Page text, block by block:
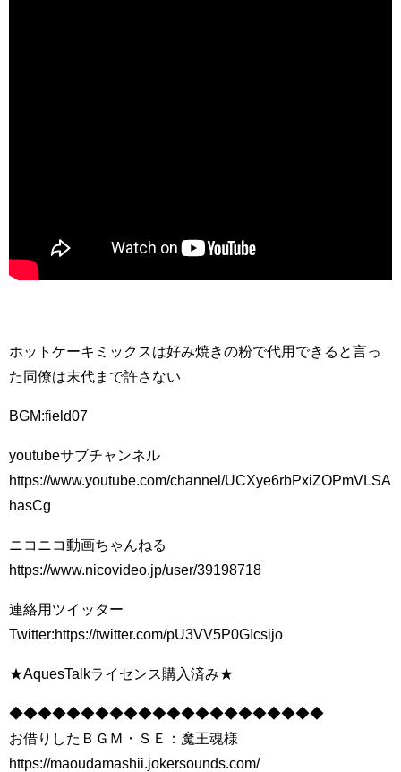
ホットケーキミックスは好み焼きの粉で代用できると言っ
た同僚は末代まで許さない
BGM:field07
youtubeサブチャンネル
https://www.youtube.com/channel/UCXye6rbPxiZOPmVLSA
hasCg
ニコニコ動画ちゃんねる
https://www.nicovideo.jp/user/39198718
連絡用ツイッター
Twitter:https://twitter.com/pU3VV5P0GIcsijo
★AquesTalkライセンス購入済み★
◆◆◆◆◆◆◆◆◆◆◆◆◆◆◆◆◆◆◆◆◆◆
お借りしたＢＧＭ・ＳＥ：魔王魂様
https://maoudamashii.jokersounds.com/